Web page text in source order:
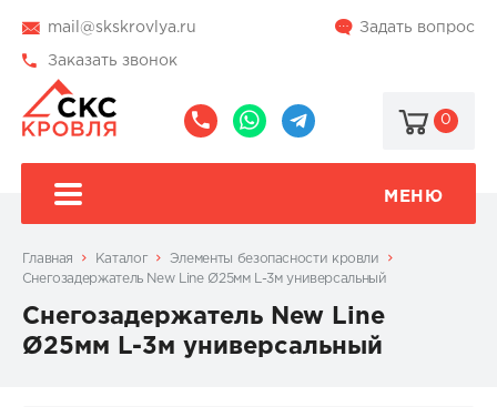
mail@skskrovlya.ru Задать вопрос
Заказать звонок
0
МЕНЮ
Главная Каталог
Элементы безопасности кровли
Снегозадержатель New Line Ø25мм L-3м универсальный
Снегозадержатель New Line
Ø25мм L-3м универсальный